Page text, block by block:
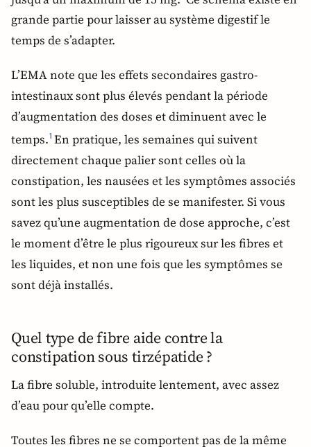
grande partie pour laisser au système digestif le
temps de s’adapter.
L’EMA note que les effets secondaires gastro-
intestinaux sont plus élevés pendant la période
d’augmentation des doses et diminuent avec le
temps.1 En pratique, les semaines qui suivent
directement chaque palier sont celles où la
constipation, les nausées et les symptômes associés
sont les plus susceptibles de se manifester. Si vous
savez qu’une augmentation de dose approche, c’est
le moment d’être le plus rigoureux sur les fibres et
les liquides, et non une fois que les symptômes se
sont déjà installés.
Quel type de fibre aide contre la
constipation sous tirzépatide ?
La fibre soluble, introduite lentement, avec assez
d’eau pour qu’elle compte.
Toutes les fibres ne se comportent pas de la même